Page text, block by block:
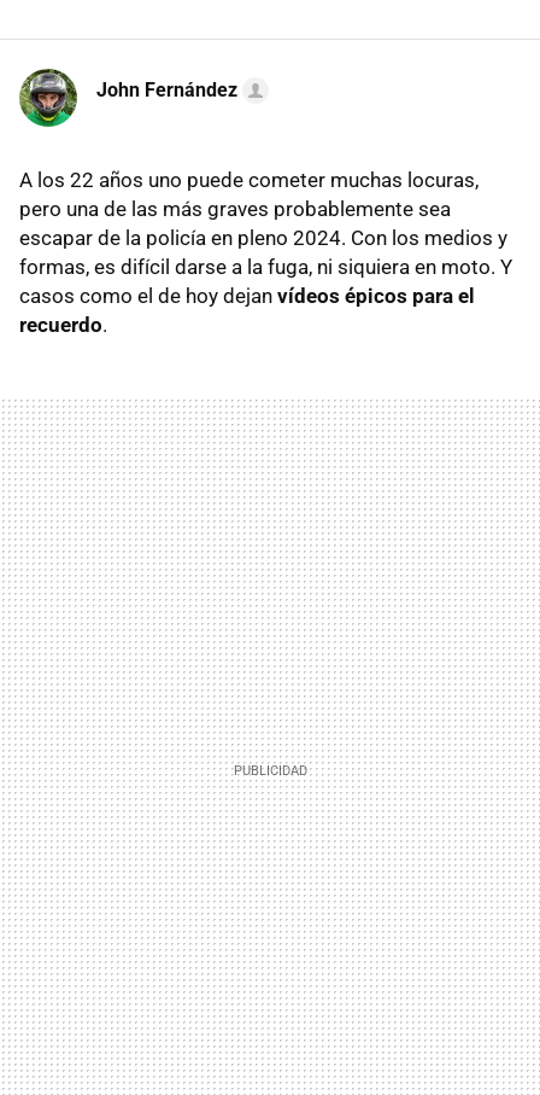
John Fernández
A los 22 años uno puede cometer muchas locuras,
pero una de las más graves probablemente sea
escapar de la policía en pleno 2024. Con los medios y
formas, es difícil darse a la fuga, ni siquiera en moto. Y
casos como el de hoy dejan vídeos épicos para el
recuerdo.